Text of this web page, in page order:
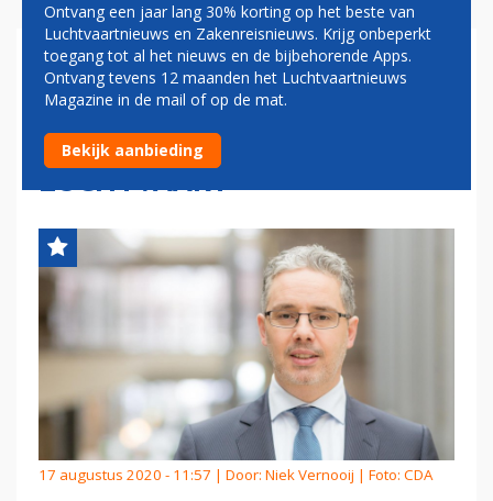
AMHAOUCH (CDA):
VERDUURZAMING IS
UITDAGING ÉN KANS VOOR
LUCHTVAART
17 augustus 2020 - 11:57 | Door: Niek Vernooij | Foto: CDA
Ontvang een jaar lang 30% korting op het beste van
Luchtvaartnieuws en Zakenreisnieuws. Krijg onbeperkt
toegang tot al het nieuws en de bijbehorende Apps.
Ontvang tevens 12 maanden het Luchtvaartnieuws
Magazine in de mail of op de mat.
Bekijk aanbieding